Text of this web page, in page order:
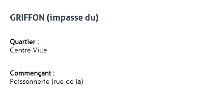
GRIFFON (impasse du)
Quartier :
Centre Ville
Commençant :
Poissonnerie (rue de la)